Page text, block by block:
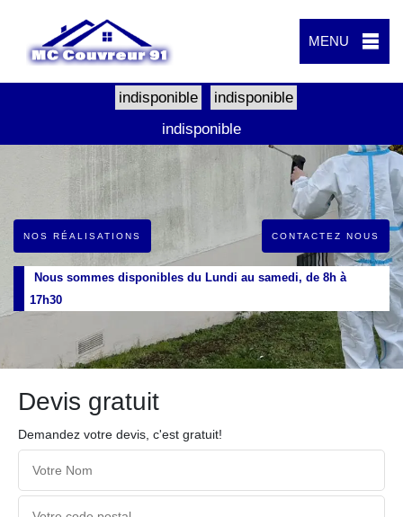
MENU
indisponible
indisponible
indisponible
NOS RÉALISATIONS CONTACTEZ NOUS
Nous sommes disponibles du Lundi au samedi, de 8h à
17h30
Devis gratuit
Demandez votre devis, c'est gratuit!